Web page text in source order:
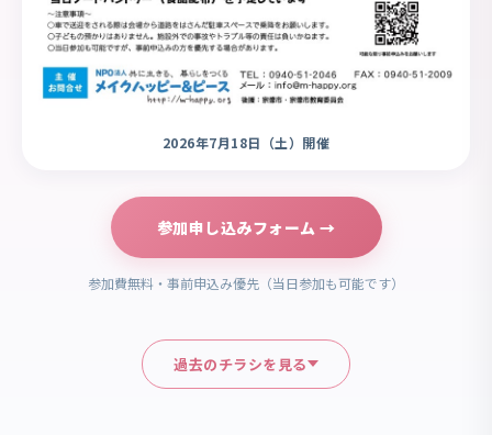
2026年7月18日（土）開催
参加申し込みフォーム →
参加費無料・事前申込み優先（当日参加も可能です）
過去のチラシを見る